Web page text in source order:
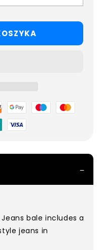
bale includes a
jeans in